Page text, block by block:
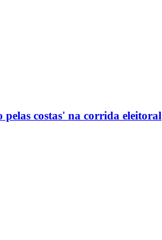
costas' na corrida eleitoral